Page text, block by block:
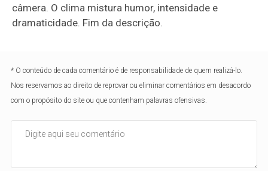
câmera. O clima mistura humor, intensidade e
dramaticidade. Fim da descrição.
* O conteúdo de cada comentário é de responsabilidade de quem realizá-lo.
Nos reservamos ao direito de reprovar ou eliminar comentários em desacordo
com o propósito do site ou que contenham palavras ofensivas.